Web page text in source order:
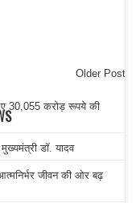
Older Post
30,055 करोड़ रूपये की
डॉ. यादव
जीवन की ओर बढ़